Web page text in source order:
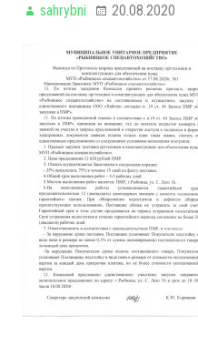
sahrybni 20.08.2020